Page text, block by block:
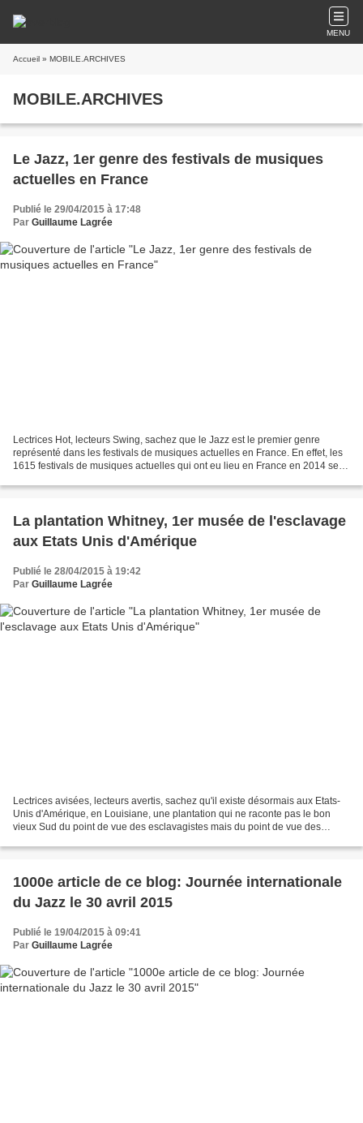
MENU
Accueil » MOBILE.ARCHIVES
MOBILE.ARCHIVES
Le Jazz, 1er genre des festivals de musiques
actuelles en France
Publié le 29/04/2015 à 17:48
Par Guillaume Lagrée
Lectrices Hot, lecteurs Swing, sachez que le Jazz est le premier genre
représenté dans les festivals de musiques actuelles en France. En effet, les
1615 festivals de musiques actuelles qui ont eu lieu en France en 2014 se
La plantation Whitney, 1er musée de l'esclavage
aux Etats Unis d'Amérique
Publié le 28/04/2015 à 19:42
Par Guillaume Lagrée
Lectrices avisées, lecteurs avertis, sachez qu'il existe désormais aux Etats-
Unis d'Amérique, en Louisiane, une plantation qui ne raconte pas le bon
vieux Sud du point de vue des esclavagistes mais du point de vue des
1000e article de ce blog: Journée internationale
du Jazz le 30 avril 2015
Publié le 19/04/2015 à 09:41
Par Guillaume Lagrée